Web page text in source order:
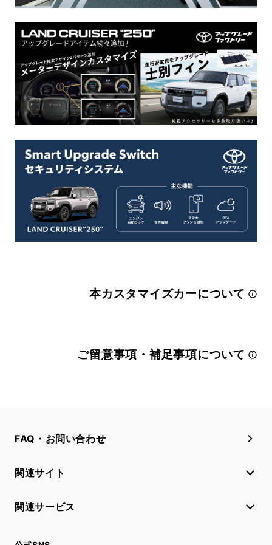
本カスタマイズカーについて
ご留意事項・補足事項について
FAQ・お問い合わせ
関連サイト
関連サービス